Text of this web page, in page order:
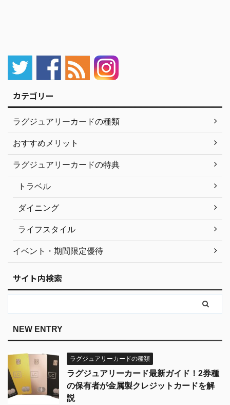
カテゴリー
ラグジュアリーカードの種類
おすすめメリット
ラグジュアリーカードの特典
トラベル
ダイニング
ライフスタイル
イベント・期間限定優待
サイト内検索
NEW ENTRY
ラグジュアリーカードの種類
ラグジュアリーカード最新ガイド！2券種
の保有者が金属製クレジットカードを解
説